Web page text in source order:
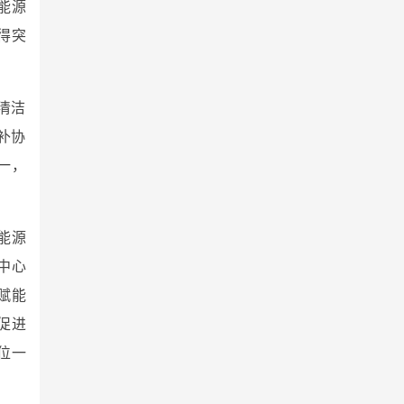
源
突
洁
协
，
源
心
能
进
一